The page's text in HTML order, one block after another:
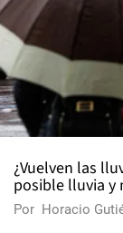
¿Vuelven las
posible lluvia y
Por Horacio